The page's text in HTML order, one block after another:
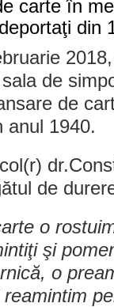
de
de
anul 1940.
de
o
şi
o